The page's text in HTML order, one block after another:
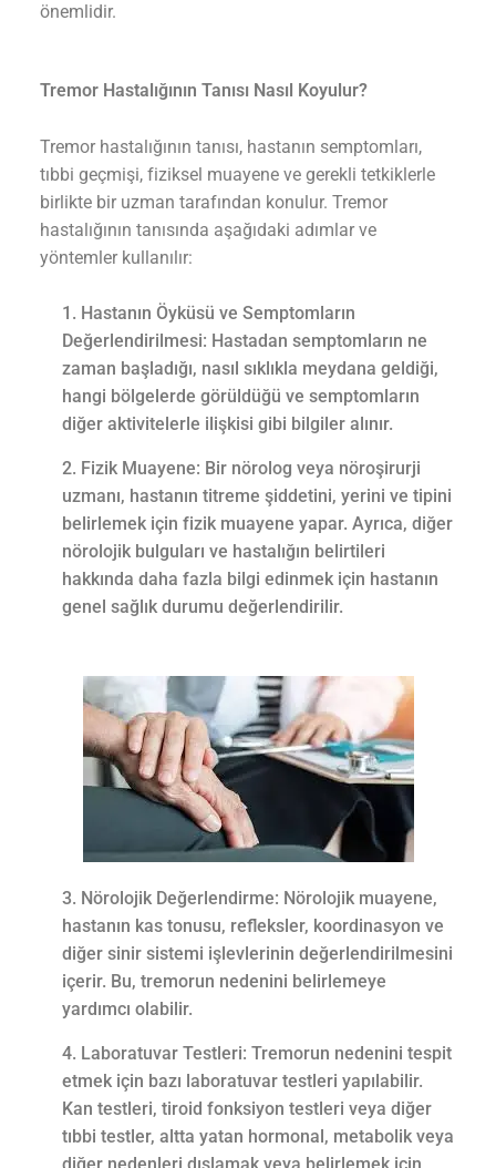
önemlidir.
Tremor Hastalığının Tanısı Nasıl Koyulur?
Tremor hastalığının tanısı, hastanın semptomları,
tıbbi geçmişi, fiziksel muayene ve gerekli tetkiklerle
birlikte bir uzman tarafından konulur. Tremor
hastalığının tanısında aşağıdaki adımlar ve
yöntemler kullanılır:
Hastanın Öyküsü ve Semptomların
Değerlendirilmesi: Hastadan semptomların ne
zaman başladığı, nasıl sıklıkla meydana geldiği,
hangi bölgelerde görüldüğü ve semptomların
diğer aktivitelerle ilişkisi gibi bilgiler alınır.
Fizik Muayene: Bir nörolog veya nöroşirurji
uzmanı, hastanın titreme şiddetini, yerini ve tipini
belirlemek için fizik muayene yapar. Ayrıca, diğer
nörolojik bulguları ve hastalığın belirtileri
hakkında daha fazla bilgi edinmek için hastanın
genel sağlık durumu değerlendirilir.
Nörolojik Değerlendirme: Nörolojik muayene,
hastanın kas tonusu, refleksler, koordinasyon ve
diğer sinir sistemi işlevlerinin değerlendirilmesini
içerir. Bu, tremorun nedenini belirlemeye
yardımcı olabilir.
Laboratuvar Testleri: Tremorun nedenini tespit
etmek için bazı laboratuvar testleri yapılabilir.
Kan testleri, tiroid fonksiyon testleri veya diğer
tıbbi testler, altta yatan hormonal, metabolik veya